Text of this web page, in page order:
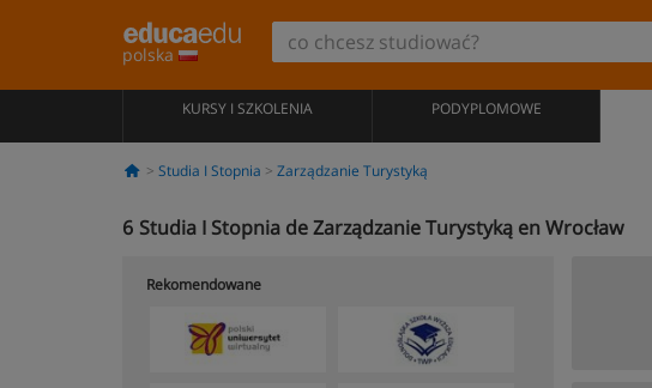
polska
KURSY I SZKOLENIA PODYPLOMOWE
Studia I Stopnia Zarządzanie Turystyką
6 Studia I Stopnia de Zarządzanie Turystyką en Wrocław
Rekomendowane